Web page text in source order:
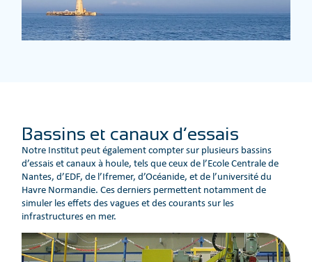
Bassins et canaux d’essais
Notre Institut peut également compter sur plusieurs bassins
d’essais et canaux à houle, tels que ceux de l’Ecole Centrale de
Nantes, d’EDF, de l’Ifremer, d’Océanide, et de l’université du
Havre Normandie. Ces derniers permettent notamment de
simuler les effets des vagues et des courants sur les
infrastructures en mer.